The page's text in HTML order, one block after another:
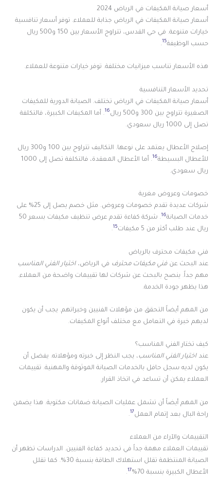
أسعار صيانة المكيفات في الرياض 2024
أسعار صيانة المكيفات في الرياض جذابة للعملاء. توفر أسعار تنافسية
خيارات متنوعة. في حي القدس، تتراوح الأسعار بين 150 و500 ريال
حسب الوظيفة15
.
هذه الأسعار تناسب ميزانيات مختلفة. توفر خيارات متنوعة للعملاء.
تحديد الأسعار التنافسية
أسعار صيانة المكيفات في الرياض تختلف. الصيانة الدورية للمكيفات
الصغيرة تتراوح بين 300 و500 ريال
16. أما المكيفات الكبيرة، فالتكلفة
تصل إلى 1000 ريال سعودي.
إصلاح الأعطال يعتمد على نوعها. التكاليف تتراوح بين 100 و300 ريال
للأعطال البسيطة16
. أما الأعطال المعقدة، فالتكلفة تصل إلى 1000
ريال سعودي.
خصومات وعروض مغرية
شركات عديدة تقدم خصومات وعروض. مثل خصم يصل إلى 25% على
خدمات الصيانة16
. شركة كفاءة تقدم عرض تنظيف مكيفات بسعر 50
ريال عند طلب أكثر من 5 مكيفات
15
.
فني مكيفات محترف بالرياض
عند البحث عن فني مكيفات محترف في الرياض، اختيار الفني المناسب
مهم جداً. ينصح بالبحث عن شركات لها تقييمات واضحة من العملاء.
هذا يظهر جودة الخدمة.
من المهم أيضاً التحقق من مؤهلات الفنيين وخبراتهم. يجب أن يكون
لديهم خبرة في التعامل مع مختلف أنواع المكيفات.
كيف تختار الفني المناسب؟
عند اختيار الفني المناسب ، يجب النظر إلى خبرته ومؤهلاته. يفضل أن
يكون لديه سجل حافل بالخدمات الصيانة الموثوقة والمهنية. تقييمات
العملاء يمكن أن تساعد في اتخاذ القرار.
من المهم أيضاً أن تشمل عمليات الصيانة ضمانات مكتوبة. هذا يضمن
راحة البال بعد إتمام العمل17
.
التقييمات والآراء من العملاء
تقييمات العملاء مهمة جداً في تحديد كفاءة الفنيين. الدراسات تظهر أن
الصيانة المنتظمة تقلل استهلاك الطاقة بنسبة 30%. كما تقلل
الأعطال الكبيرة بنسبة 70%
17
.